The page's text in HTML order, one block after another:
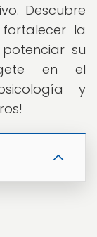
Descubre
la
su
en el
y